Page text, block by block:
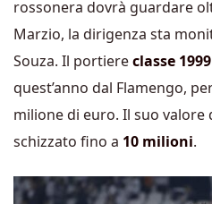
rossonera dovrà guardare
Marzio, la dirigenza sta
Souza. Il portiereclasse 1999
quest’anno dal Flamengo,
milione di euro. Il suo valore
schizzato fino a 10 milioni.